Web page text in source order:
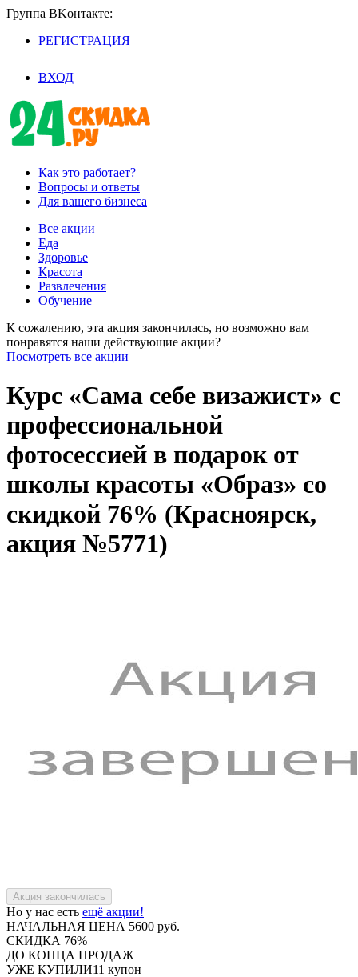
Группа BKoнтaктe:
РЕГИСТРАЦИЯ
ВХОД
Как это работает?
Вопросы и ответы
Для вашего бизнеса
Все акции
Еда
Здоровье
Красота
Развлечения
Обучение
К сожалению, эта акция закончилась, но возможно вам
понравятся наши действующие акции?
Посмотреть все акции
Курс «Сама себе визажист» с
профессиональной
фотосессией в подарок от
школы красоты «Образ» со
скидкой 76% (Красноярск,
акция №5771)
Но у нас есть ещё акции!
НАЧАЛЬНАЯ ЦЕНА 5600 руб.
СКИДКА 76%
ДО КОНЦА ПРОДАЖ
УЖЕ КУПИЛИ11 купон